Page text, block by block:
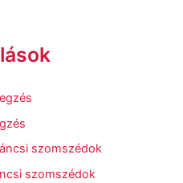
szomszédok
szomszédok